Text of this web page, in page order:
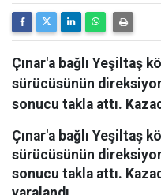
Çınar'a bağlı Yeşiltaş
sürücüsünün
sonucu takla attı.
Çınar'a bağlı Yeşiltaş
sürücüsünün
sonucu takla attı.